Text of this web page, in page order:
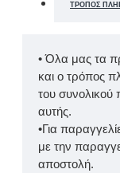
ΤΡΌΠΟΣ
• Όλα μας τα
και ο τρόπος
του συνολικού
αυτής.
•Για
με την
αποστολή.